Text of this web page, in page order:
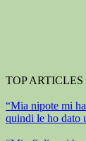
TOP ARTICLES
“Mia nipote mi
quindi le ho dato